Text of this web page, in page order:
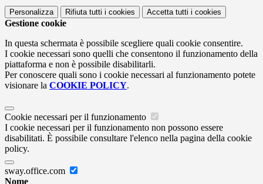
Personalizza Rifiuta tutti i cookies Accetta tutti i cookies
Gestione cookie
In questa schermata è possibile scegliere quali cookie consentire.
I cookie necessari sono quelli che consentono il funzionamento della
piattaforma e non è possibile disabilitarli.
Per conoscere quali sono i cookie necessari al funzionamento potete
visionare la COOKIE POLICY.
Cookie necessari per il funzionamento
I cookie necessari per il funzionamento non possono essere
disabilitati. È possibile consultare l'elenco nella pagina della cookie
policy.
sway.office.com
Nome